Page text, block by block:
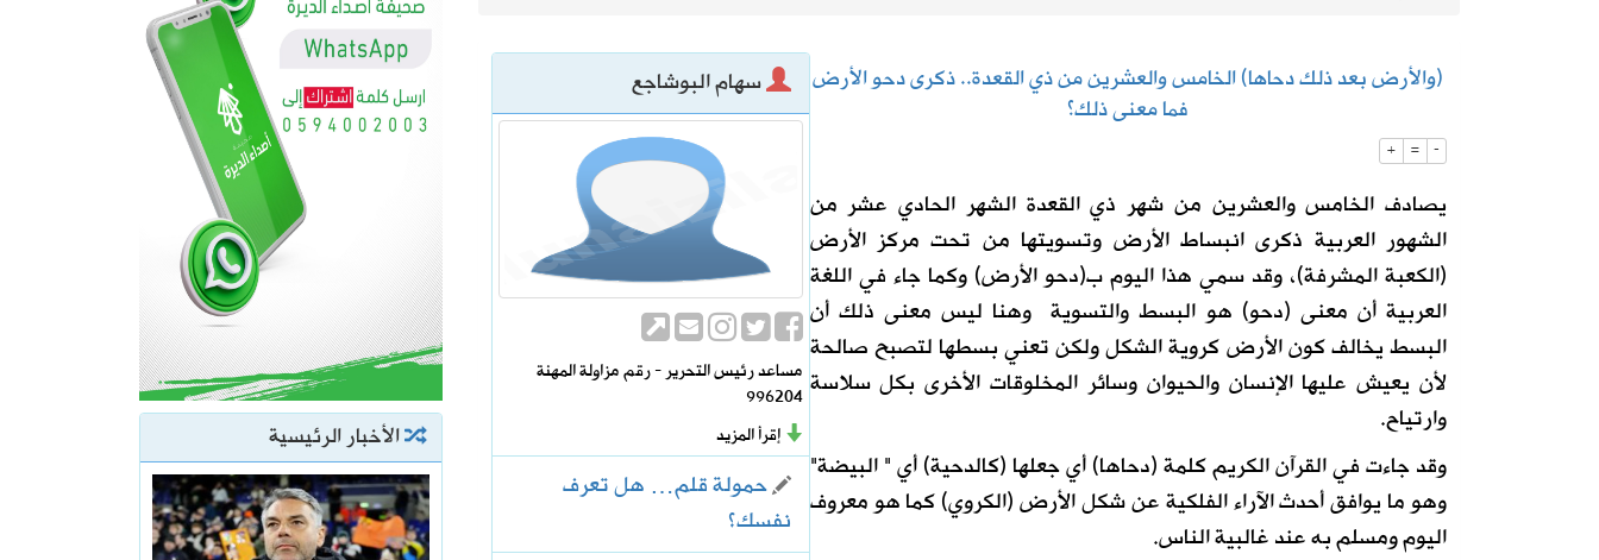
إطلاق تحدي ابتكار أفضل مظلة لضيوف الرحمن
الأخبار الرئيسية
سهام البوشاجع
مساعد رئيس التحرير - رقم مزاولة المهنة
996204
إقرأ المزيد
حمولة قلم… هل تعرف
نفسك؟
(والأرض بعد ذلك دحاها) الخامس والعشرين من ذي القعدة.. ذكرى دحو الأرض
فما معنى ذلك؟
+ = -
يصادف الخامس والعشرين من شهر ذي القعدة الشهر الحادي عشر من
الشهور العربية ذكرى انبساط الأرض وتسويتها من تحت مركز الأرض
(الكعبة المشرفة)، وقد سمي هذا اليوم ب(دحو الأرض) وكما جاء في اللغة
العربية أن معنى (دحو) هو البسط والتسوية وهنا ليس معنى ذلك أن
البسط يخالف كون الأرض كروية الشكل ولكن تعني بسطها لتصبح صالحة
لأن يعيش عليها الإنسان والحيوان وسائر المخلوقات الأخرى بكل سلاسة
وارتياح.
وقد جاءت في القرآن الكريم كلمة (دحاها) أي جعلها (كالدحية) أي " البيضة"
وهو ما يوافق أحدث الآراء الفلكية عن شكل الأرض (الكروي) كما هو معروف
اليوم ومسلم به عند غالبية الناس.